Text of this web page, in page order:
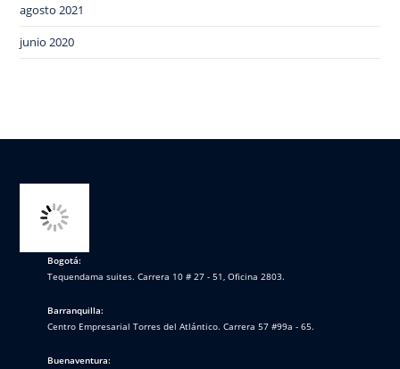
agosto 2021
junio 2020
Bogotá:
Tequendama suites. Carrera 10 # 27 - 51, Oficina 2803.
Barranquilla:
Centro Empresarial Torres del Atlántico. Carrera 57 #99a - 65.
Buenaventura: